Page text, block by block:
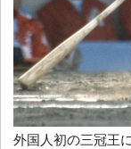
外国人初の三冠王